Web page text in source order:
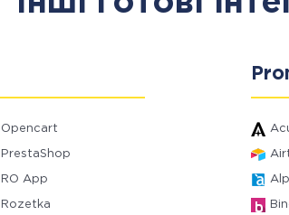
Opencart
PrestaShop
RO App
Rozetka